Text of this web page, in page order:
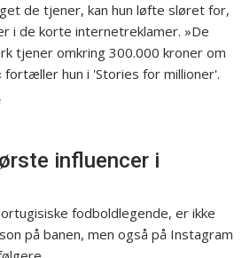
de tjener, kan hun løfte sløret for,
i de korte internetreklamer. »De
tjener omkring 300.000 kroner om
fortæller hun i 'Stories for millioner'.
influencer i
fodboldlegende, er ikke
på banen, men også på Instagram